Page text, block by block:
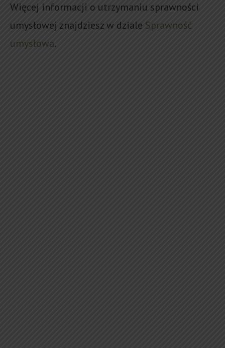
Więcej informacji o utrzymaniu sprawności
umysłowej znajdziesz w dziale Sprawność
umysłowa.